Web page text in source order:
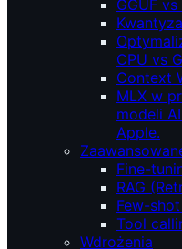
GGUF vs
CPU vs
Context
MLX w
modeli
Apple.
Fine-
RAG
Few-
Tool
Wdrożenia